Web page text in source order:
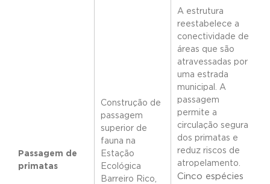
Passagem de
primatas
Construção de
passagem
superior de
fauna na
Estação
Ecológica
Barreiro Rico,
A estrutura
reestabelece a
conectividade de
áreas que são
atravessadas por
uma estrada
municipal. A
passagem
permite a
circulação segura
dos primatas e
reduz riscos de
atropelamento.
Cinco espécies